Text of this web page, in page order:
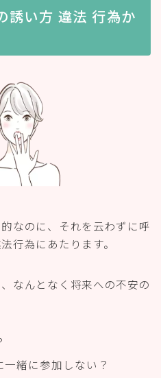
誘い方 違法 行為か
なのに、それを云わずに呼
行為にあたります。
なんとなく将来への不安の
緒に参加しない？